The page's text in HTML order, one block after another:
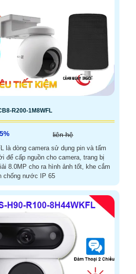
R200-1M8WFL
liên hệ
là dòng camera sử dụng pin và tấm
để cấp nguồn cho camera, trang bị
8.0MP cho ra hình ảnh tốt, khe cắm
chống nước IP 65